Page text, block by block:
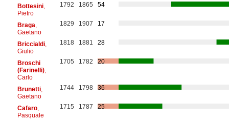
Bottesini,
Pietro
1792 1865 54
Braga
Gaetano
1829 1907 17
Briccialdi,
Giulio
1818 1881 28
Broschi
(Farinelli),
Carlo
1705 1782 20
Brunetti,
Gaetano
1744 1798 36
Cafaro,
Pasquale
1715 1787 25